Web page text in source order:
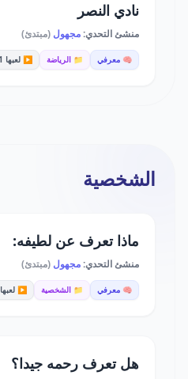
نادي النصر
منشئ التحدي:مجهول (مبتدئ)
🧠 معرفي 📁 الرياضة ▶️ لعبها 50,421
الشخصية
ماذا تعرف عن لطيفه:
منشئ التحدي:مجهول (مبتدئ)
🧠 معرفي 📁 الشخصية ▶️ لعبها 38
هل تعرف رحمه جيدا؟